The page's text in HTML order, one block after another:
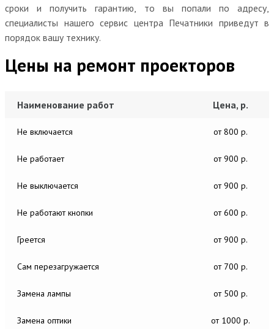
сроки и получить гарантию, то вы попали по адресу,
специалисты нашего сервис центра Печатники приведут в
порядок вашу технику.
Цены на ремонт проекторов
Наименование работ Цена, р.
Не включается от 800 р.
Не работает от 900 р.
Не выключается от 900 р.
Не работают кнопки от 600 р.
Греется от 900 р.
Сам перезагружается от 700 р.
Замена лампы от 500 р.
Замена оптики от 1000 р.